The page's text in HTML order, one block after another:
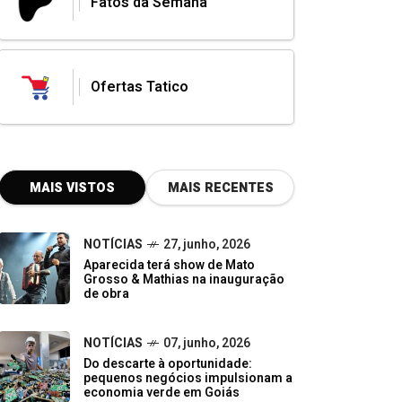
Ofertas Tatico
MAIS VISTOS MAIS RECENTES
NOTÍCIAS
27, junho, 2026
Aparecida terá show de Mato
Grosso & Mathias na inauguração
de obra
NOTÍCIAS
07, junho, 2026
Do descarte à oportunidade:
pequenos negócios impulsionam a
economia verde em Goiás